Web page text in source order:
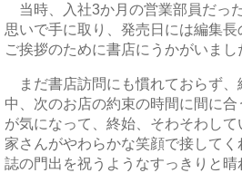
当時、入社3か月の営業部員だっ
思いで手に取り、発売日には編集
ご挨拶のために書店にうかがいまし
まだ書店訪問にも慣れておらず、
中、次のお店の約束の時間に間に合
が気になって、終始、そわそわし
家さんがやわらかな笑顔で接して
誌の門出を祝うようなすっきりと